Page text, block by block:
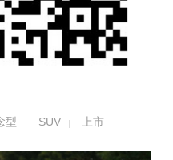
型 SUV 上市